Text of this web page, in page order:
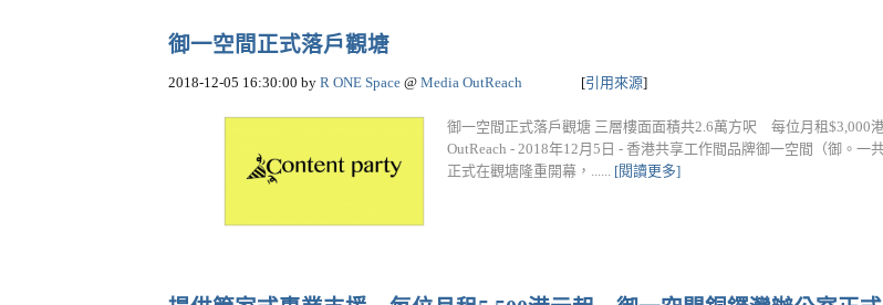
御一空間正式落戶觀塘
2018-12-05 16:30:00 by R ONE Space @ Media OutReach [引用來源]
御一空間正式落戶觀塘 三層樓面面積共2.6萬方呎 每位月租$3,000
OutReach - 2018年12月5日 - 香港共享工作間品牌御一空間（御。一
正式在觀塘隆重開幕，...... [閱讀更多]